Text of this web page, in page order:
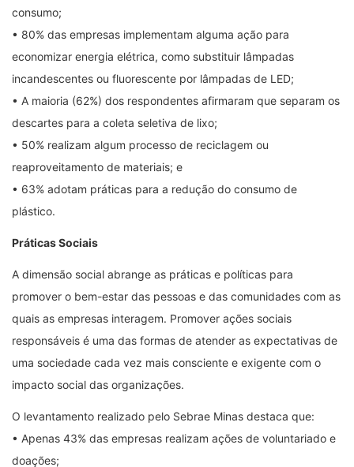
consumo;
• 80% das empresas implementam alguma ação para
economizar energia elétrica, como substituir lâmpadas
incandescentes ou fluorescente por lâmpadas de LED;
• A maioria (62%) dos respondentes afirmaram que separam os
descartes para a coleta seletiva de lixo;
• 50% realizam algum processo de reciclagem ou
reaproveitamento de materiais; e
• 63% adotam práticas para a redução do consumo de
plástico.
Práticas Sociais
A dimensão social abrange as práticas e políticas para
promover o bem-estar das pessoas e das comunidades com as
quais as empresas interagem. Promover ações sociais
responsáveis é uma das formas de atender as expectativas de
uma sociedade cada vez mais consciente e exigente com o
impacto social das organizações.
O levantamento realizado pelo Sebrae Minas destaca que:
• Apenas 43% das empresas realizam ações de voluntariado e
doações;